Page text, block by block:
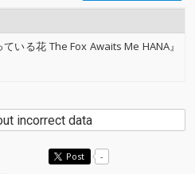
いる花 The Fox Awaits Me HANA』
incorrect data
Post -